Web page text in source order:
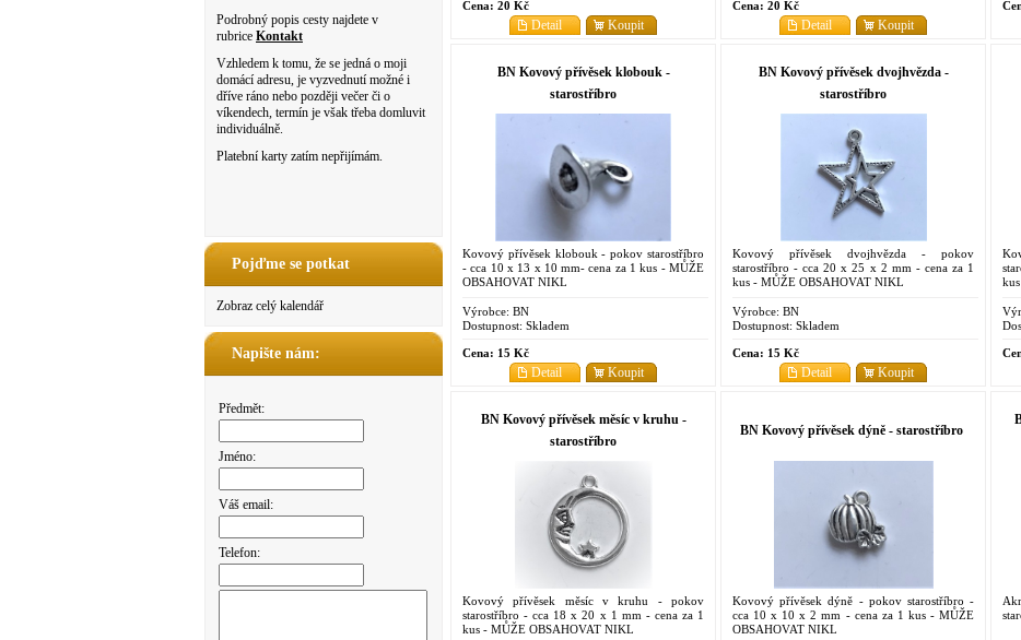
Podrobný popis cesty najdete v
rubrice Kontakt
Vzhledem k tomu, že se jedná o moji
domácí adresu, je vyzvednutí možné i
dříve ráno nebo později večer či o
víkendech, termín je však třeba domluvit
individuálně.
Platební karty zatím nepřijímám.
Pojďme se potkat
Zobraz celý kalendář
Napište nám:
Předmět:
Jméno:
Váš email:
Telefon:
Cena: 20 Kč
Koupit
Detail
Cena: 20 Kč
Koupit
Detail
BN Kovový přívěsek klobouk -
starostříbro
Kovový přívěsek klobouk - pokov starostříbro
- cca 10 x 13 x 10 mm- cena za 1 kus - MŮŽE
OBSAHOVAT NIKL
Výrobce: BN
Dostupnost: Skladem
Cena: 15 Kč
Koupit
Detail
BN Kovový přívěsek dvojhvězda -
starostříbro
Kovový přívěsek dvojhvězda - pokov
starostříbro - cca 20 x 25 x 2 mm - cena za 1
kus - MŮŽE OBSAHOVAT NIKL
Výrobce: BN
Dostupnost: Skladem
Cena: 15 Kč
Koupit
Detail
BN Kovový přívěsek měsíc v kruhu -
starostříbro
Kovový přívěsek měsíc v kruhu - pokov
starostříbro - cca 18 x 20 x 1 mm - cena za 1
kus - MŮŽE OBSAHOVAT NIKL
BN Kovový přívěsek dýně - starostříbro
Kovový přívěsek dýně - pokov starostříbro -
cca 10 x 10 x 2 mm - cena za 1 kus - MŮŽE
OBSAHOVAT NIKL